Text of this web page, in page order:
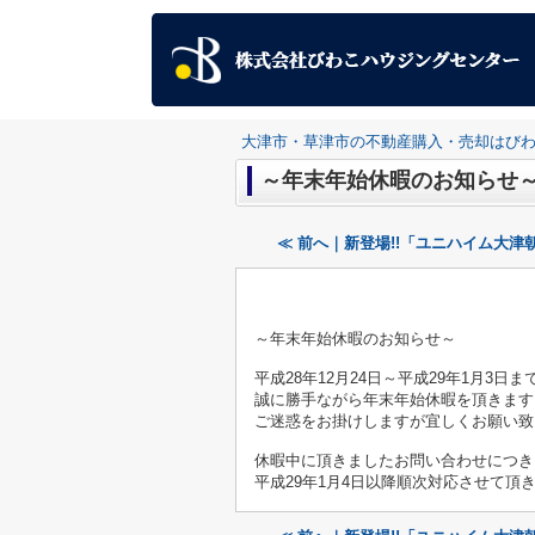
大津市・草津市の不動産購入・売却はび
～年末年始休暇のお知らせ～
≪ 前へ｜新登場!!「ユニハイム大津
～年末年始休暇のお知らせ～
平成28年12月24日～平成29年1月3日ま
誠に勝手ながら年末年始休暇を頂きます
ご迷惑をお掛けしますが宜しくお願い致
休暇中に頂きましたお問い合わせにつ
平成29年1月4日以降順次対応させて頂き